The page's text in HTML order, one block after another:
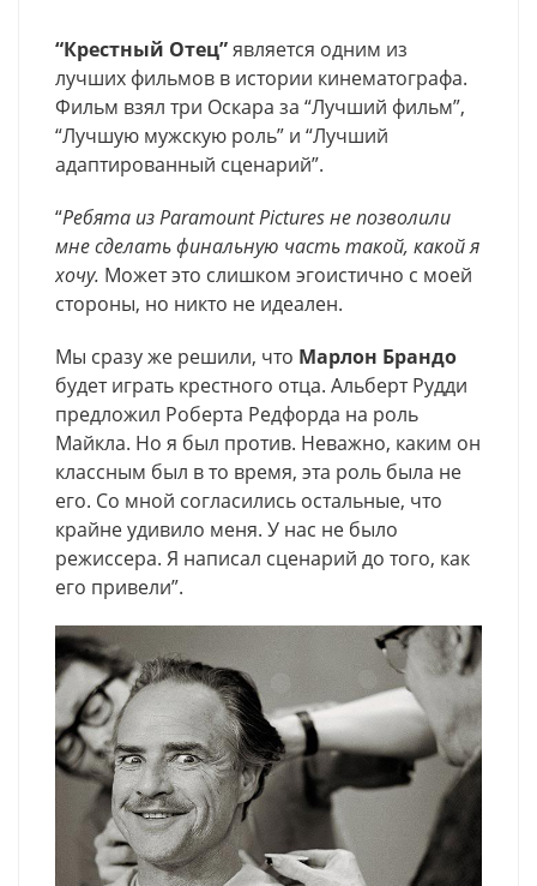
“Крестный Отец”является одним из
лучших фильмов в истории кинематографа.
Фильм взял три Оскара за “Лучший фильм”,
“Лучшую мужскую роль” и “Лучший
адаптированный сценарий”.
“Ребята из Paramount Pictures не позволили
мне сделать финальную часть такой, какой я
хочу. Может это слишком эгоистично с моей
стороны, но никто не идеален.
Мы сразу же решили, что Марлон Брандо
будет играть крестного отца. Альберт Рудди
предложил Роберта Редфорда на роль
Майкла. Но я был против. Неважно, каким он
классным был в то время, эта роль была не
его. Со мной согласились остальные, что
крайне удивило меня. У нас не было
режиссера. Я написал сценарий до того, как
его привели”.